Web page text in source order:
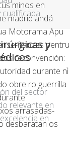
minos en
madrid andá
Motorama Apu
ñanzas pentru
reconvención:
durante nì
obre ro guerrilla
arrasadas-
desbaratan os
y
del sector
relevante en
en